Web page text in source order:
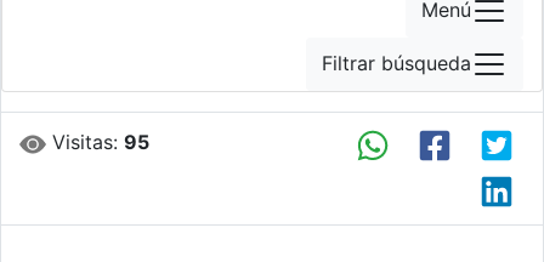
Visitas:95
Menú
Filtrar búsqueda